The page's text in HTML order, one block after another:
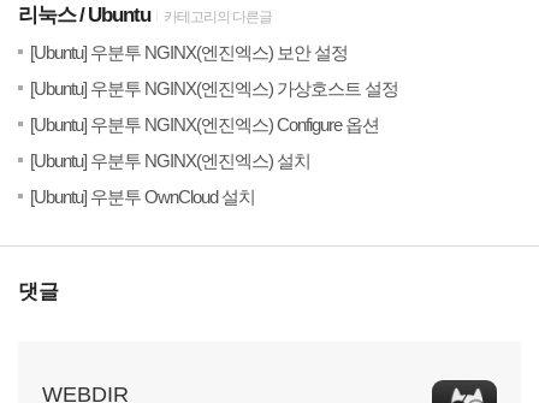
리눅스 Ubuntu 카테고리의 다른글
[Ubuntu] 우분투 NGINX(엔진엑스) 보안 설정
[Ubuntu] 우분투 NGINX(엔진엑스) 가상호스트 설정
[Ubuntu] 우분투 NGINX(엔진엑스) Configure 옵션
[Ubuntu] 우분투 NGINX(엔진엑스) 설치
[Ubuntu] 우분투 OwnCloud 설치
댓글
WEBDIR